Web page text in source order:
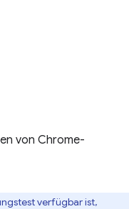
von Chrome-
verfügbar ist,